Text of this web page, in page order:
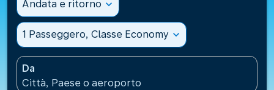
Andata e ritorno expand_more
1 Passeggero, Classe Economy expand_more
Da
Città, Paese o aeroporto